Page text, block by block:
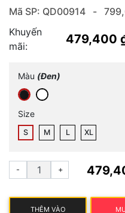
Mã SP: QD00914 -
Khuyến
mãi:
479,400
Màu (Đen)
Size
S M L XL
- +
THÊM VÀO